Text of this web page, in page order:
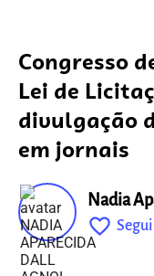
Congresso
Lei de
divulgação
em jornais
Nadia
favorite_outline
fixo